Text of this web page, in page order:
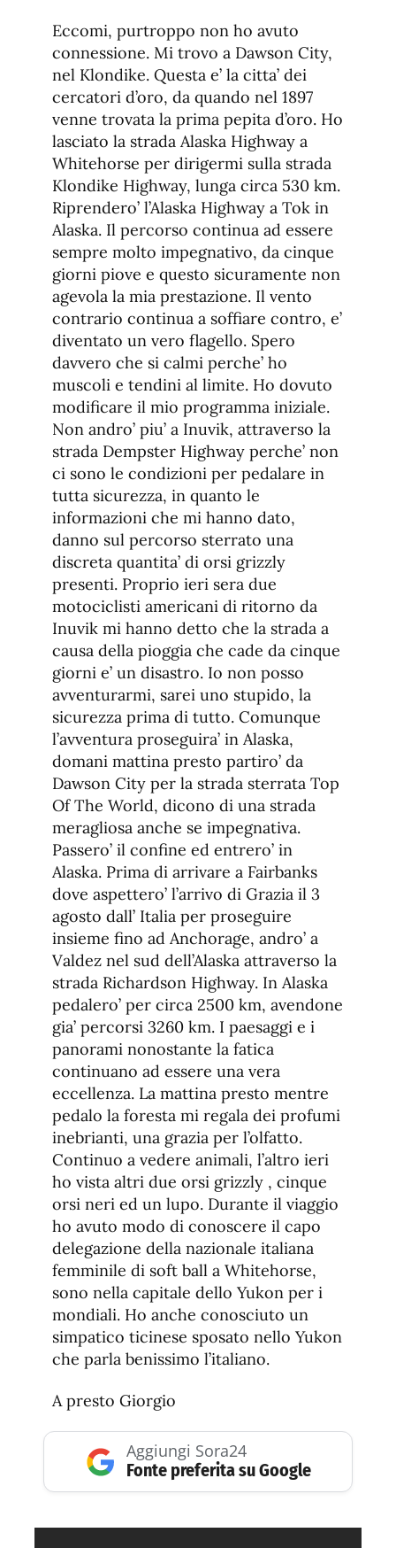
fuente
de
fuente.
Eccomi, purtroppo non ho avuto
connessione. Mi trovo a Dawson City,
nel Klondike. Questa e’ la citta’ dei
cercatori d’oro, da quando nel 1897
venne trovata la prima pepita d’oro. Ho
lasciato la strada Alaska Highway a
Whitehorse per dirigermi sulla strada
Klondike Highway, lunga circa 530 km.
Riprendero’ l’Alaska Highway a Tok in
Alaska. Il percorso continua ad essere
sempre molto impegnativo, da cinque
giorni piove e questo sicuramente non
agevola la mia prestazione. Il vento
contrario continua a soffiare contro, e’
diventato un vero flagello. Spero
davvero che si calmi perche’ ho
muscoli e tendini al limite. Ho dovuto
modificare il mio programma iniziale.
Non andro’ piu’ a Inuvik, attraverso la
strada Dempster Highway perche’ non
ci sono le condizioni per pedalare in
tutta sicurezza, in quanto le
informazioni che mi hanno dato,
danno sul percorso sterrato una
discreta quantita’ di orsi grizzly
presenti. Proprio ieri sera due
motociclisti americani di ritorno da
Inuvik mi hanno detto che la strada a
causa della pioggia che cade da cinque
giorni e’ un disastro. Io non posso
avventurarmi, sarei uno stupido, la
sicurezza prima di tutto. Comunque
l’avventura proseguira’ in Alaska,
domani mattina presto partiro’ da
Dawson City per la strada sterrata Top
Of The World, dicono di una strada
meragliosa anche se impegnativa.
Passero’ il confine ed entrero’ in
Alaska. Prima di arrivare a Fairbanks
dove aspettero’ l’arrivo di Grazia il 3
agosto dall’ Italia per proseguire
insieme fino ad Anchorage, andro’ a
Valdez nel sud dell’Alaska attraverso la
strada Richardson Highway. In Alaska
pedalero’ per circa 2500 km, avendone
gia’ percorsi 3260 km. I paesaggi e i
panorami nonostante la fatica
continuano ad essere una vera
eccellenza. La mattina presto mentre
pedalo la foresta mi regala dei profumi
inebrianti, una grazia per l’olfatto.
Continuo a vedere animali, l’altro ieri
ho vista altri due orsi grizzly , cinque
orsi neri ed un lupo. Durante il viaggio
ho avuto modo di conoscere il capo
delegazione della nazionale italiana
femminile di soft ball a Whitehorse,
sono nella capitale dello Yukon per i
mondiali. Ho anche conosciuto un
simpatico ticinese sposato nello Yukon
che parla benissimo l’italiano.
A presto Giorgio
Aggiungi Sora24
Fonte preferita su Google